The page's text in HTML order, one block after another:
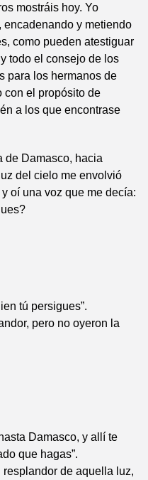
mostráis hoy. Yo
encadenando y metiendo
como pueden atestiguar
todo el consejo de los
para los hermanos de
con el propósito de
a los que encontrase
de Damasco, hacia
del cielo me envolvió
oí una voz que me decía:
tú persigues”.
pero no oyeron la
Damasco, y allí te
que hagas”.
de aquella luz,